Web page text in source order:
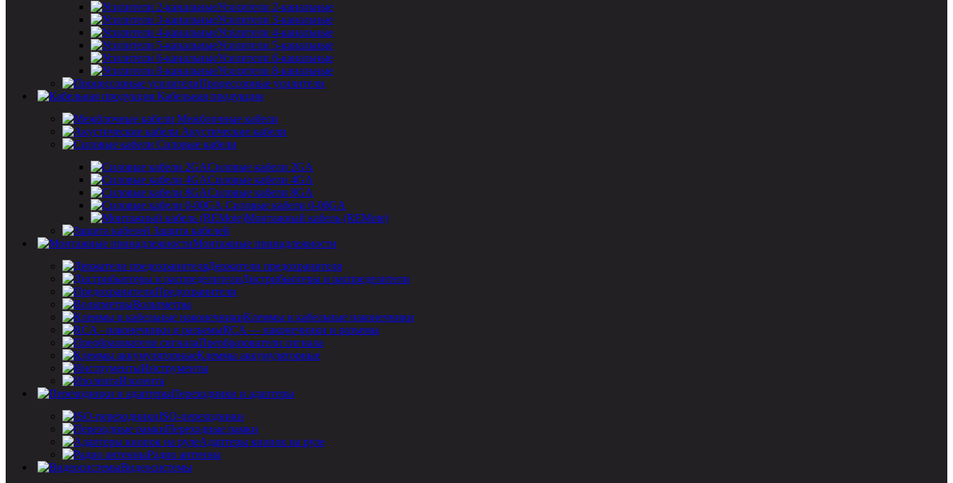
Усилители 2-канальные
Усилители 3-канальные
Усилители 4-канальные
Усилители 5-канальные
Усилители 6-канальные
Усилители 8-канальные
Процессорные усилители
Кабельная продукция
Межблочные кабели
Акустические кабели
Силовые кабели
Силовые кабели 2GA
Силовые кабели 4GA
Силовые кабели 8GA
Силовые кабели 0-00GA
Монтажный кабель (REMote)
Защита кабелей
Монтажные принадлежности
Держатели предохранителя
Дистрибьютеры и распределители
Предохранители
Вольтметры
Клеммы и кабельные наконечники
RCA — наконечники и разъемы
Преобразователи сигнала
Клеммы аккумуляторные
Инструменты
Изолента
Переходники и адаптеры
ISO-переходники
Переходные рамки
Адаптеры кнопок на руле
Радио антенны
Видеосистемы